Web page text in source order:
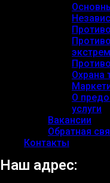
Охрана
О
услуги
Вакансии
Обратная
Контакты
Наш адрес: